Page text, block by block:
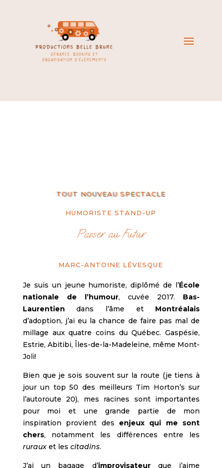
TOUT NOUVEAU SPECTACLE
HUMORISTE STAND-UP
Passer au Futur
MARC-ANTOINE LÉVESQUE
Je suis un jeune humoriste, diplômé de l’École
nationale de l’humour, cuvée 2017. Bas-
Laurentien dans l’âme et Montréalais
d’adoption, j’ai eu la chance de faire pas mal de
millage aux quatre coins du Québec. Gaspésie,
Estrie, Abitibi, Îles-de-la-Madeleine, même Mont-
Joli!
Bien que je sois souvent sur la route (je tiens à
jour un top 50 des meilleurs Tim Horton’s sur
l’autoroute 20), mes racines sont importantes
pour moi et une grande partie de mon
inspiration provient des enjeux qui me sont
chers, notamment les différences entre les
ruraux et les citadins.
J’ai un bagage d’improvisateurque j’aime